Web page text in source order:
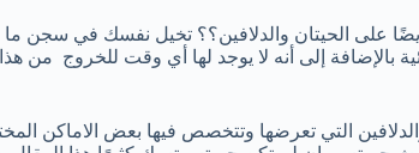
على الحيتان والدلافين؟؟ تخيل نفسك في سجن
بالإضافة إلى أنه لا يوجد لها أي وقت للخروج من
التي تعرضها وتتخصص فيها بعض الاماكن